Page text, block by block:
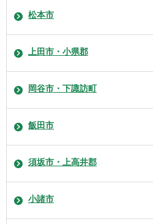
松本市
上田市・小県郡
岡谷市・下諏訪町
飯田市
須坂市・上高井郡
小諸市